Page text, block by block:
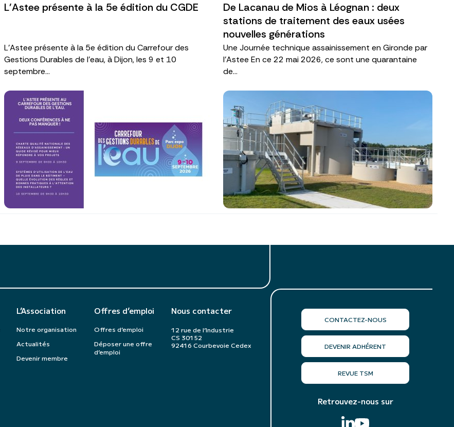
L'Astee présente à la 5e édition du CGDE
L'Astee présente à la 5e édition du Carrefour des
Gestions Durables de l'eau, à Dijon, les 9 et 10
septembre...
De Lacanau de Mios à Léognan : deux
stations de traitement des eaux usées
nouvelles générations
Une Journée technique assainissement en Gironde par
l'Astee En ce 22 mai 2026, ce sont une quarantaine
de...
L’Association
Notre organisation
Actualités
Devenir membre
Offres d’emploi
Offres d’emploi
Déposer une offre
d’emploi
Nous contacter
12 rue de l’Industrie
CS 30152
92416 Courbevoie Cedex
CONTACTEZ-NOUS
DEVENIR ADHÉRENT
REVUE TSM
Retrouvez-nous sur